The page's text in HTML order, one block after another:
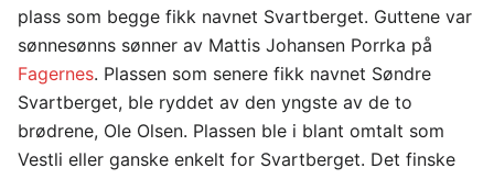
plass som begge fikk navnet Svartberget. Guttene var
sønnesønns sønner av Mattis Johansen Porrka på
Fagernes. Plassen som senere fikk navnet Søndre
Svartberget, ble ryddet av den yngste av de to
brødrene, Ole Olsen. Plassen ble i blant omtalt som
Vestli eller ganske enkelt for Svartberget. Det finske